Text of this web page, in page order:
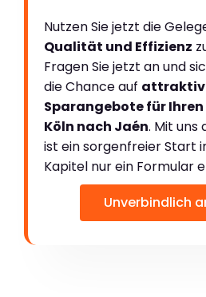
Nutzen Sie jetzt die
Qualität und Effizienz
Fragen Sie jetzt an und
die Chance auf
Sparangebote für Ihren
Köln nach Jaén. Mit uns
ist ein sorgenfreier Start
Kapitel nur ein Formular
Unverbindlich